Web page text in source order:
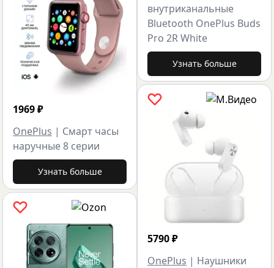
1969₽
OnePlus | Смарт часы
наручные 8 серии
Узнать больше
внутриканальные
Bluetooth OnePlus Buds
Pro 2R White
Узнать больше
5790₽
OnePlus | Наушники